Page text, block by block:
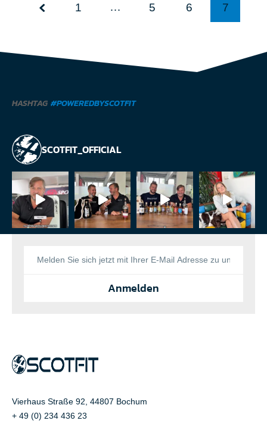
1 … 5 6 7
HASHTAG #POWEREDBYSCOTFIT
SCOTFIT_OFFICIAL
Anmelden
Vierhaus Straße 92, 44807 Bochum
+ 49 (0) 234 436 23